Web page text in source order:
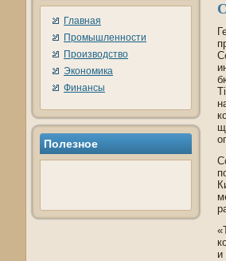
Главная
Промышленности
Производство
Экономика
Финансы
Полезное
и